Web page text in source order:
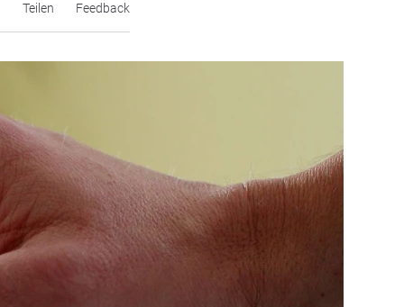
Teilen Feedback